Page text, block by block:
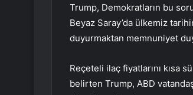
Trump, Demokratların bu
Beyaz Saray’da ülkemiz
duyurmaktan memnuniyet
Reçeteli ilaç fiyatlarını kısa
belirten Trump, ABD